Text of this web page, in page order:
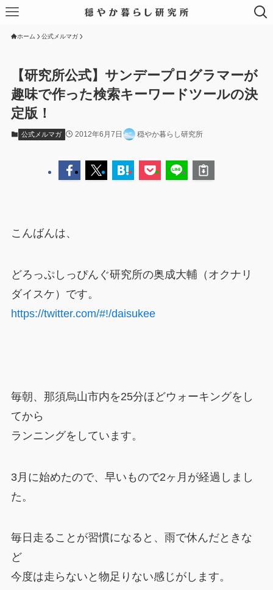
ホーム 公式メルマガ
【研究所公式】サンデープログラマーが
趣味で作った検索キーワードツールの決
定版！
公式メルマガ 2012年6月7日 穏やか暮らし研究所
こんばんは、
どろっぷしっぴんぐ研究所の奥成大輔（オクナリ
ダイスケ）です。
https://twitter.com/#!/daisukee
毎朝、那須烏山市内を25分ほどウォーキングをし
てから
ランニングをしています。
3月に始めたので、早いもので2ヶ月が経過しまし
た。
毎日走ることが習慣になると、雨で休んだときな
ど
今度は走らないと物足りない感じがします。